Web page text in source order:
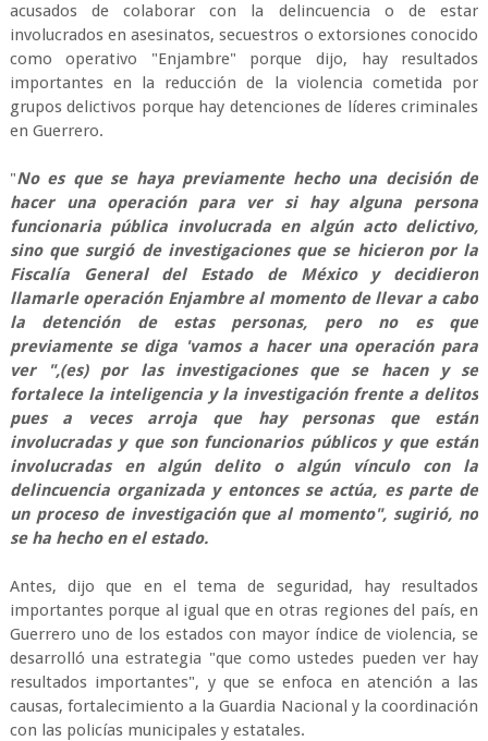
acusados de colaborar con la delincuencia o de estar
involucrados en asesinatos, secuestros o extorsiones conocido
como operativo "Enjambre" porque dijo, hay resultados
importantes en la reducción de la violencia cometida por
grupos delictivos porque hay detenciones de líderes criminales
en Guerrero.
"No es que se haya previamente hecho una decisión de
hacer una operación para ver si hay alguna persona
funcionaria pública involucrada en algún acto delictivo,
sino que surgió de investigaciones que se hicieron por la
Fiscalía General del Estado de México y decidieron
llamarle operación Enjambre al momento de llevar a cabo
la detención de estas personas, pero no es que
previamente se diga 'vamos a hacer una operación para
ver ",(es) por las investigaciones que se hacen y se
fortalece la inteligencia y la investigación frente a delitos
pues a veces arroja que hay personas que están
involucradas y que son funcionarios públicos y que están
involucradas en algún delito o algún vínculo con la
delincuencia organizada y entonces se actúa, es parte de
un proceso de investigación que al momento", sugirió, no
se ha hecho en el estado.
Antes, dijo que en el tema de seguridad, hay resultados
importantes porque al igual que en otras regiones del país, en
Guerrero uno de los estados con mayor índice de violencia, se
desarrolló una estrategia "que como ustedes pueden ver hay
resultados importantes", y que se enfoca en atención a las
causas, fortalecimiento a la Guardia Nacional y la coordinación
con las policías municipales y estatales.